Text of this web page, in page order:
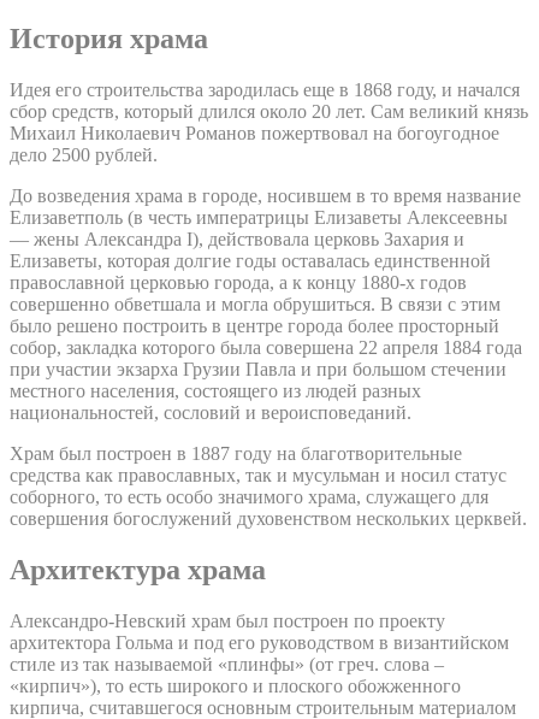
История храма
Идея его строительства зародилась еще в 1868 году, и начался
сбор средств, который длился около 20 лет. Сам великий князь
Михаил Николаевич Романов пожертвовал на богоугодное
дело 2500 рублей.
До возведения храма в городе, носившем в то время название
Елизаветполь (в честь императрицы Елизаветы Алексеевны
— жены Александра I), действовала церковь Захария и
Елизаветы, которая долгие годы оставалась единственной
православной церковью города, а к концу 1880-х годов
совершенно обветшала и могла обрушиться. В связи с этим
было решено построить в центре города более просторный
собор, закладка которого была совершена 22 апреля 1884 года
при участии экзарха Грузии Павла и при большом стечении
местного населения, состоящего из людей разных
национальностей, сословий и вероисповеданий.
Храм был построен в 1887 году на благотворительные
средства как православных, так и мусульман и носил статус
соборного, то есть особо значимого храма, служащего для
совершения богослужений духовенством нескольких церквей.
Архитектура храма
Александро-Невский храм был построен по проекту
архитектора Гольма и под его руководством в византийском
стиле из так называемой «плинфы» (от греч. слова –
«кирпич»), то есть широкого и плоского обожженного
кирпича, считавшегося основным строительным материалом